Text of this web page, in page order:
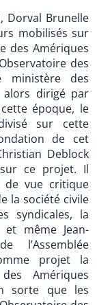
Dorval Brunelle
mobilisés sur
des Amériques
des
ministère des
alors dirigé par
époque, le
sur cette
de cet
Deblock
ce projet. Il
de vue critique
la société civile
syndicales, la
et même Jean-
l’Assemblée
projet la
Amériques
sorte que les